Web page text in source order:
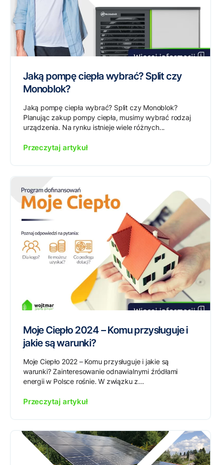
Jaką pompę ciepła wybrać? Split czy
Monoblok?
Jaką pompę ciepła wybrać? Split czy Monoblok?
Planując zakup pompy ciepła, musimy wybrać rodzaj
urządzenia. Na rynku istnieje wiele różnych...
Przeczytaj artykuł
Moje Ciepło 2024 – Komu przysługuje i
jakie są warunki?
Moje Ciepło 2022 – Komu przysługuje i jakie są
warunki? Zainteresowanie odnawialnymi źródłami
energii w Polsce rośnie. W związku z...
Przeczytaj artykuł